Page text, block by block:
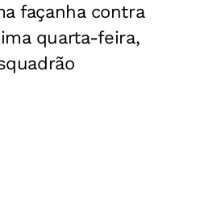
façanha contra
quarta-feira,